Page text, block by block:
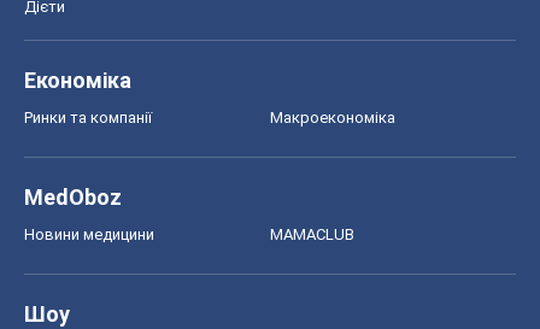
Дієти
Економіка
Ринки та компанії Макроекономіка
MedOboz
Новини медицини MAMACLUB
Шоу